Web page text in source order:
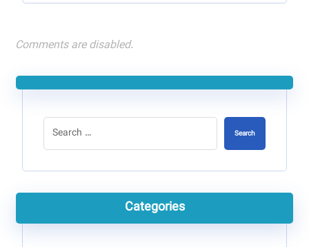
Comments are disabled.
Search
Categories